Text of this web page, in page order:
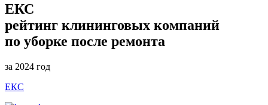
ЕКС
рейтинг клининговых компаний
по уборке после ремонта
за 2024 год
ЕКС